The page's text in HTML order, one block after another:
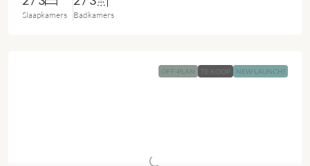
Slaapkamers Badkamers
OFF-PLAN TE KOOP NEW LAUNCH!